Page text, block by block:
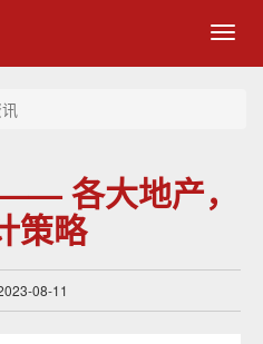
各大地产，
策略
08-11